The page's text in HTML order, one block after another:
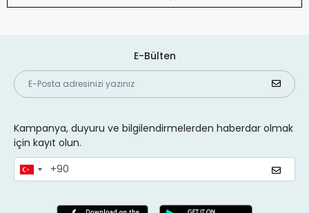
E-Bülten
Kampanya, duyuru ve bilgilendirmelerden haberdar olmak
için kayıt olun.